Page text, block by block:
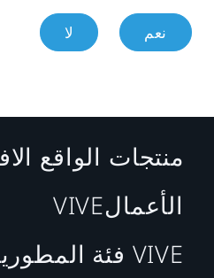
نعم لا
منتجات الواقع
الأعمالVIVE
VIVE فئة المطوريين